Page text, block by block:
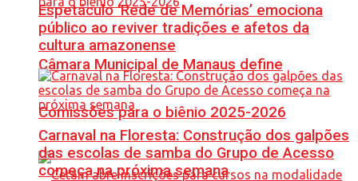
Câmara Municipal de Manaus define
Comissões para o biênio 2025-2026
Espetáculo ‘Rede de Memórias’ emociona
público ao reviver tradições e afetos da
cultura amazonense
Carnaval na Floresta: Construção dos galpões
das escolas de samba do Grupo de Acesso
começa na próxima semana